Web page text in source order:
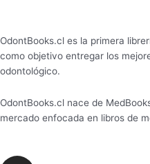
OdontBooks.cl es la primera
como objetivo entregar los
odontológico.
OdontBooks.cl nace de
mercado enfocada en libros de